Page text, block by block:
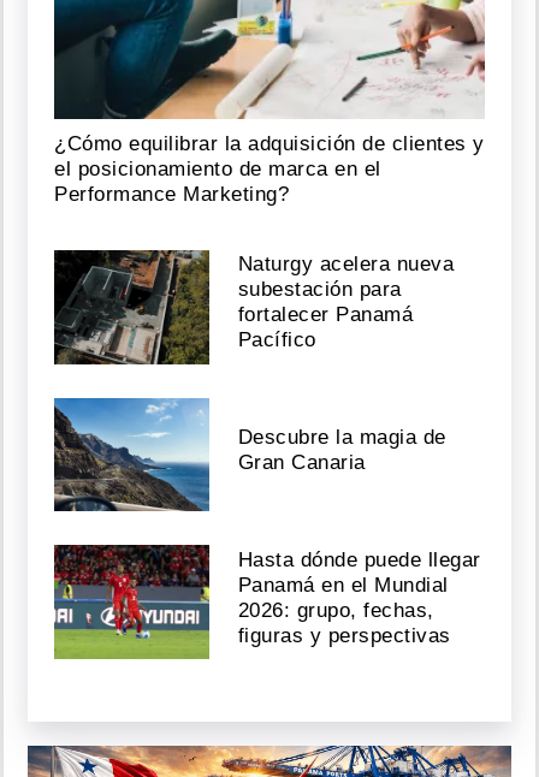
¿Cómo equilibrar la adquisición de clientes y
el posicionamiento de marca en el
Performance Marketing?
Naturgy acelera nueva
subestación para
fortalecer Panamá
Pacífico
Descubre la magia de
Gran Canaria
Hasta dónde puede llegar
Panamá en el Mundial
2026: grupo, fechas,
figuras y perspectivas